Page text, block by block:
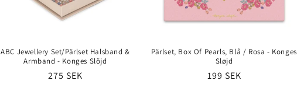
ABC Jewellery Set/Pärlset Halsband &
Armband - Konges Slöjd
Ordinarie
275 SEK
Pärlset, Box Of Pearls, Blå / Rosa - Konges
Sløjd
Ordinarie
199 SEK